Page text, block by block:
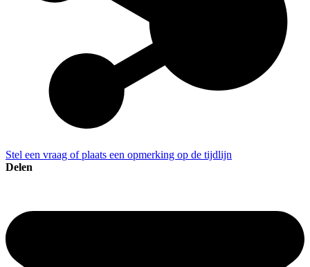
Stel een vraag of plaats een opmerking op de tijdlijn
Delen